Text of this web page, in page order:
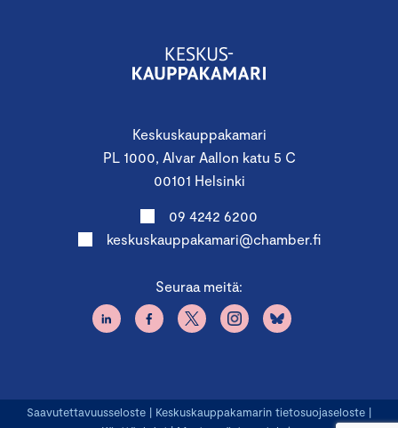
Keskuskauppakamari
PL 1000, Alvar Aallon katu 5 C
00101 Helsinki
09 4242 6200
keskuskauppakamari@chamber.fi
Seuraa meitä:
Saavutettavuusseloste | Keskuskauppakamarin tietosuojaseloste |